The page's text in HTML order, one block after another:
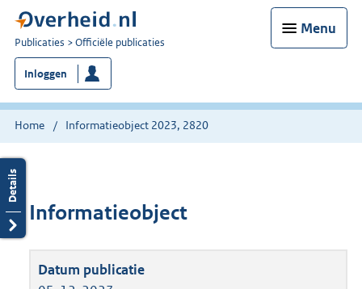
Menu
U
bent
nu
hier:
Publicaties Officiële publicaties
Inloggen
Home Informatieobject 2023, 2820
Informatieobject